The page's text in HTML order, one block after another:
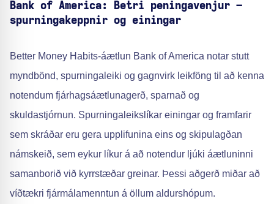
Bank of America: Betri peningavenjur –
spurningakeppnir og einingar
Better Money Habits-áætlun Bank of America notar stutt
myndbönd, spurningaleiki og gagnvirk leikföng til að kenna
notendum fjárhagsáætlunagerð, sparnað og
skuldastjórnun. Spurningaleikslíkar einingar og framfarir
sem skráðar eru gera upplifunina eins og skipulagðan
námskeið, sem eykur líkur á að notendur ljúki áætluninni
samanborið við kyrrstæðar greinar. Þessi aðgerð miðar að
víðtækri fjármálamenntun á öllum aldurshópum.